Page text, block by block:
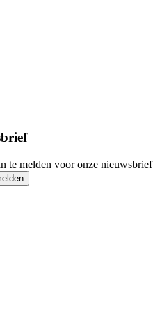
te melden voor onze nieuwsbrief